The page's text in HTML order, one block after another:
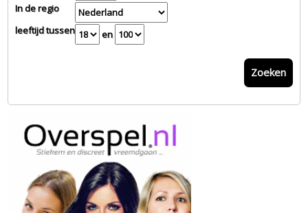
In de regio
leeftijd tussen
en
Zoeken